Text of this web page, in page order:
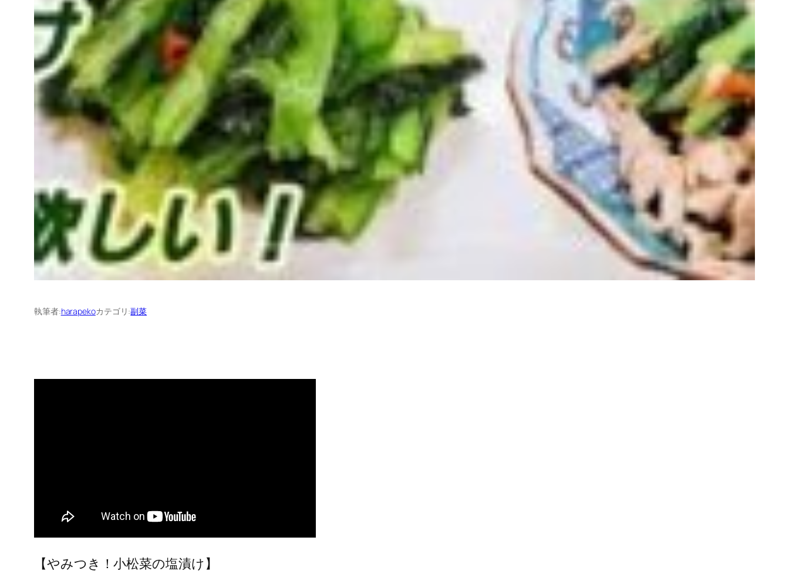
執筆者:harapekoカテゴリ:副菜
【やみつき！小松菜の塩漬け】